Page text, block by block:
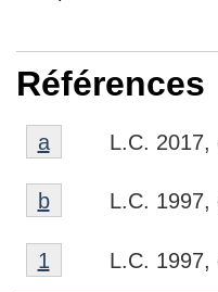
Références
Référence
a
L.C.
Mène à l'appel de
a
Référence
b
L.C. 1997,
Mène à l'appel de
b
Référence
1
L.C. 1997,
Mène à l'appel de
1